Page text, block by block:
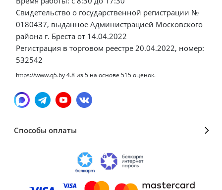
Свидетельство о государственной регистрации №
0180437, выданное Администрацией Московского
района г. Бреста от 14.04.2022
Регистрация в торговом реестре 20.04.2022, номер:
532542
https://www.q5.by4.8 из5 на основе 515оценок.
Способы оплаты